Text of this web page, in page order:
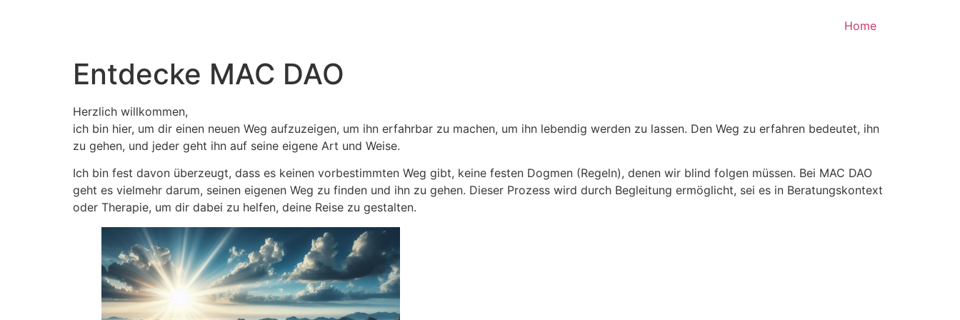
Home
Entdecke MAC DAO
Herzlich willkommen,
ich bin hier, um dir einen neuen Weg aufzuzeigen, um ihn erfahrbar zu machen, um ihn lebendig werden zu lassen. Den Weg zu erfahren bedeutet, ihn
zu gehen, und jeder geht ihn auf seine eigene Art und Weise.
Ich bin fest davon überzeugt, dass es keinen vorbestimmten Weg gibt, keine festen Dogmen (Regeln), denen wir blind folgen müssen. Bei MAC DAO
geht es vielmehr darum, seinen eigenen Weg zu finden und ihn zu gehen. Dieser Prozess wird durch Begleitung ermöglicht, sei es in Beratungskontext
oder Therapie, um dir dabei zu helfen, deine Reise zu gestalten.